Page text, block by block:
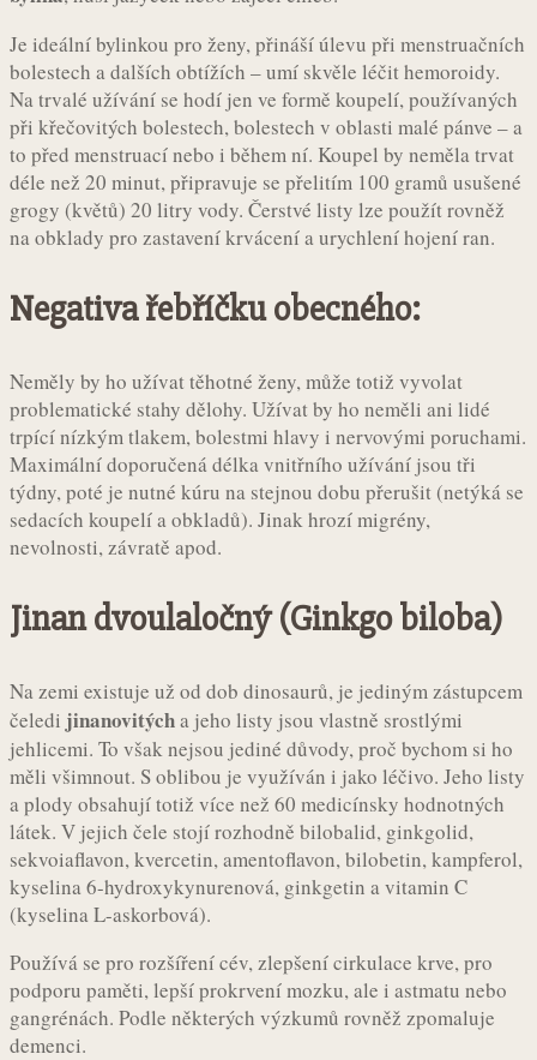
Je ideální bylinkou pro ženy, přináší úlevu při menstruačních
bolestech a dalších obtížích – umí skvěle léčit hemoroidy.
Na trvalé užívání se hodí jen ve formě koupelí, používaných
při křečovitých bolestech, bolestech v oblasti malé pánve – a
to před menstruací nebo i během ní. Koupel by neměla trvat
déle než 20 minut, připravuje se přelitím 100 gramů usušené
grogy (květů) 20 litry vody. Čerstvé listy lze použít rovněž
na obklady pro zastavení krvácení a urychlení hojení ran.
Negativa řebříčku obecného:
Neměly by ho užívat těhotné ženy, může totiž vyvolat
problematické stahy dělohy. Užívat by ho neměli ani lidé
trpící nízkým tlakem, bolestmi hlavy i nervovými poruchami.
Maximální doporučená délka vnitřního užívání jsou tři
týdny, poté je nutné kúru na stejnou dobu přerušit (netýká se
sedacích koupelí a obkladů). Jinak hrozí migrény,
nevolnosti, závratě apod.
Jinan dvoulaločný (Ginkgo biloba)
Na zemi existuje už od dob dinosaurů, je jediným zástupcem
čeledi jinanovitýcha jeho listy jsou vlastně srostlými
jehlicemi. To však nejsou jediné důvody, proč bychom si ho
měli všimnout. S oblibou je využíván i jako léčivo. Jeho listy
a plody obsahují totiž více než 60 medicínsky hodnotných
látek. V jejich čele stojí rozhodně bilobalid, ginkgolid,
sekvoiaflavon, kvercetin, amentoflavon, bilobetin, kampferol,
kyselina 6-hydroxykynurenová, ginkgetin a vitamin C
(kyselina L-askorbová).
Používá se pro rozšíření cév, zlepšení cirkulace krve, pro
podporu paměti, lepší prokrvení mozku, ale i astmatu nebo
gangrénách. Podle některých výzkumů rovněž zpomaluje
demenci.